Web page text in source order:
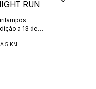
RUN
a 13 de
luminosa”,
noturno de 5
surpresa,
5 KM